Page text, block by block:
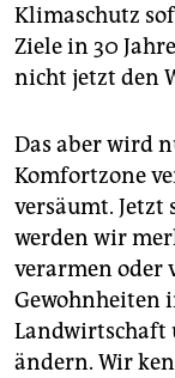
Klimaschutz
Ziele in 30
nicht jetzt den
Das aber wird
Komfortzone
versäumt. Jetzt
werden wir
verarmen oder
Gewohnheiten
Landwirtschaft
ändern. Wir